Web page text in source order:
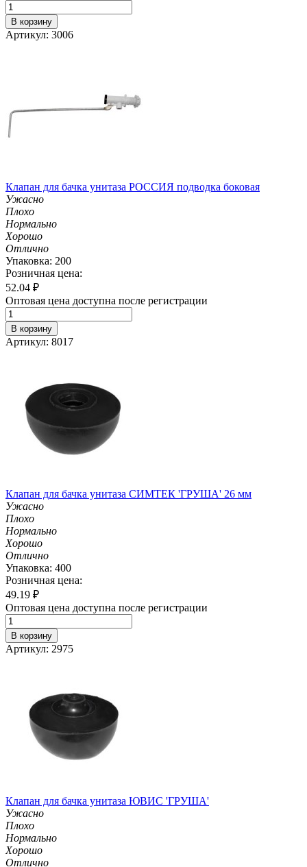
В корзину
Артикул: 3006
Клапан для бачка унитаза РОССИЯ подводка боковая
Ужасно
Плохо
Нормально
Хорошо
Отлично
Упаковка: 200
Розничная цена:
52.04 ₽
Оптовая цена доступна после регистрации
В корзину
Артикул: 8017
Клапан для бачка унитаза СИМТЕК 'ГРУША' 26 мм
Ужасно
Плохо
Нормально
Хорошо
Отлично
Упаковка: 400
Розничная цена:
49.19 ₽
Оптовая цена доступна после регистрации
В корзину
Артикул: 2975
Клапан для бачка унитаза ЮВИС 'ГРУША'
Ужасно
Плохо
Нормально
Хорошо
Отлично